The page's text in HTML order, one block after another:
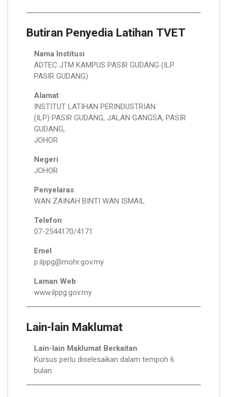
Butiran Penyedia Latihan TVET
Nama Institusi
ADTEC JTM KAMPUS PASIR GUDANG (ILP
PASIR GUDANG)
Alamat
INSTITUT LATIHAN PERINDUSTRIAN
(ILP) PASIR GUDANG, JALAN GANGSA, PASIR
GUDANG,
JOHOR
Negeri
JOHOR
Penyelaras
WAN ZAINAH BINTI WAN ISMAIL
Telefon
07-2544170/4171
Emel
p.ilppg@mohr.gov.my
Laman Web
www.ilppg.gov.my
Lain-lain Maklumat
Lain-lain Maklumat Berkaitan
Kursus perlu diselesaikan dalam tempoh 6
bulan.